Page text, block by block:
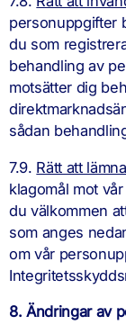
personuppgifter
du som
behandling av
motsätter dig
sådan
7.9. Rätt att
klagomål mot
du välkommen
som anges
om vår
8. Ändringar av